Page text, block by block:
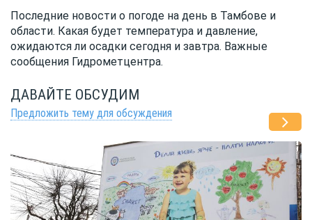
Последние новости о погоде на день в Тамбове и
области. Какая будет температура и давление,
ожидаются ли осадки сегодня и завтра. Важные
сообщения Гидрометцентра.
ДАВАЙТЕ ОБСУДИМ
Предложить тему для обсуждения